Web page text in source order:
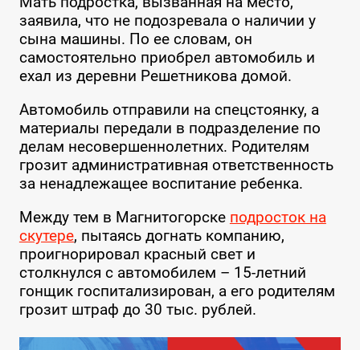
заявила, что не подозревала о наличии у
сына машины. По ее словам, он
самостоятельно приобрел автомобиль и
ехал из деревни Решетникова домой.
Автомобиль отправили на спецстоянку, а
материалы передали в подразделение по
делам несовершеннолетних. Родителям
грозит административная ответственность
за ненадлежащее воспитание ребенка.
Между тем в Магнитогорске подросток на
скутере, пытаясь догнать компанию,
проигнорировал красный свет и
столкнулся с автомобилем – 15-летний
гонщик госпитализирован, а его родителям
грозит штраф до 30 тыс. рублей.